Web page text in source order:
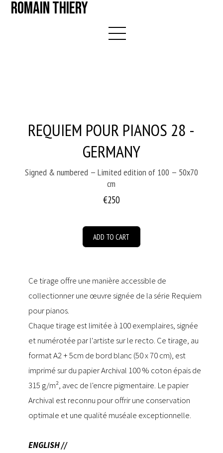
ROMAIN THIERY
REQUIEM POUR PIANOS 28 -
GERMANY
Signed & numbered — Limited edition of 100 — 50x70
cm
€250
ADD TO CART
Ce tirage offre une manière accessible de
collectionner une œuvre signée de la série Requiem
pour pianos.
Chaque tirage est limitée à 100 exemplaires, signée
et numérotée par l'artiste sur le recto. Ce tirage, au
format A2 + 5cm de bord blanc (50 x 70 cm), est
imprimé sur du papier Archival 100 % coton épais de
315 g/m², avec de l'encre pigmentaire. Le papier
Archival est reconnu pour offrir une conservation
optimale et une qualité muséale exceptionnelle.
ENGLISH //